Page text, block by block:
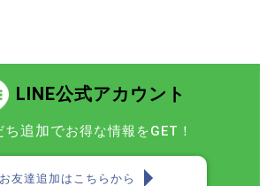
LINE公式アカウント
ち追加でお得な情報をGET！
お友達追加はこちらから